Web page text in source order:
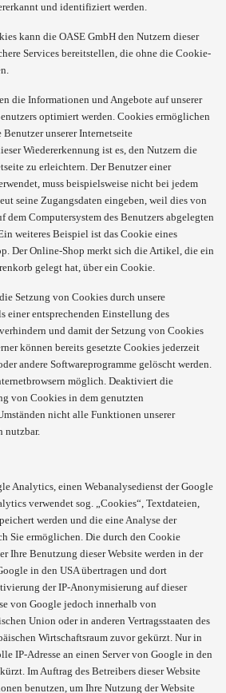
und identifiziert werden.
kann die OASE GmbH den Nutzern dieser
Services bereitstellen, die ohne die Cookie-
die Informationen und Angebote auf unserer
optimiert werden. Cookies ermöglichen
unserer Internetseite
Wiedererkennung ist es, den Nutzern die
zu erleichtern. Der Benutzer einer
muss beispielsweise nicht bei jedem
seine Zugangsdaten eingeben, weil dies von
dem Computersystem des Benutzers abgelegten
weiteres Beispiel ist das Cookie eines
Der Online-Shop merkt sich die Artikel, die ein
gelegt hat, über ein Cookie.
Setzung von Cookies durch unsere
einer entsprechenden Einstellung des
und damit der Setzung von Cookies
können bereits gesetzte Cookies jederzeit
andere Softwareprogramme gelöscht werden.
möglich. Deaktiviert die
von Cookies in dem genutzten
nicht alle Funktionen unserer
nutzbar.
Analytics, einen Webanalysedienst der Google
verwendet sog. „Cookies“, Textdateien,
werden und die eine Analyse der
Sie ermöglichen. Die durch den Cookie
Ihre Benutzung dieser Website werden in der
in den USA übertragen und dort
der IP-Anonymisierung auf dieser
von Google jedoch innerhalb von
Union oder in anderen Vertragsstaaten des
Wirtschaftsraum zuvor gekürzt. Nur in
IP-Adresse an einen Server von Google in den
Im Auftrag des Betreibers dieser Website
benutzen, um Ihre Nutzung der Website